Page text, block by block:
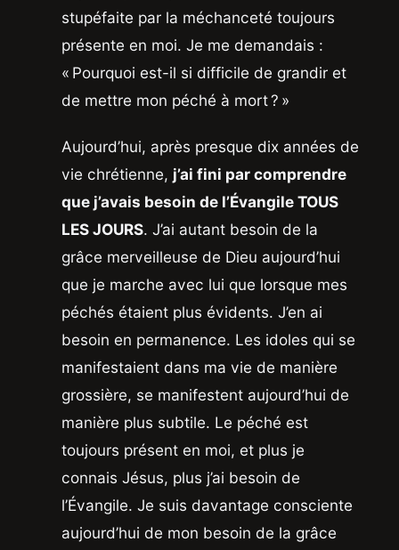
stupéfaite par la méchanceté toujours
présente en moi. Je me demandais :
« Pourquoi est-il si difficile de grandir et
de mettre mon péché à mort ? »
Aujourd’hui, après presque dix années de
vie chrétienne, j’ai fini par comprendre
que j’avais besoin de l’Évangile TOUS
LES JOURS. J’ai autant besoin de la
grâce merveilleuse de Dieu aujourd’hui
que je marche avec lui que lorsque mes
péchés étaient plus évidents. J’en ai
besoin en permanence. Les idoles qui se
manifestaient dans ma vie de manière
grossière, se manifestent aujourd’hui de
manière plus subtile. Le péché est
toujours présent en moi, et plus je
connais Jésus, plus j’ai besoin de
l’Évangile. Je suis davantage consciente
aujourd’hui de mon besoin de la grâce